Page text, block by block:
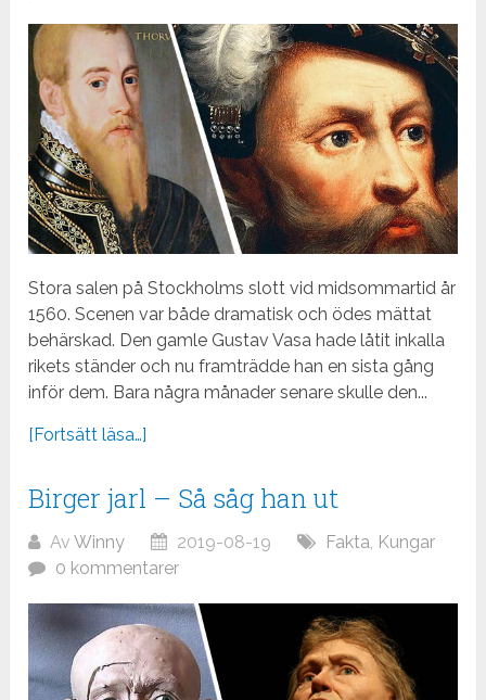
Stora salen på Stockholms slott vid midsommartid år
1560. Scenen var både dramatisk och ödes mättat
behärskad. Den gamle Gustav Vasa hade låtit inkalla
rikets ständer och nu framträdde han en sista gång
inför dem. Bara några månader senare skulle den...
[Fortsätt läsa…]
Birger jarl – Så såg han ut
AvWinny 2019-08-19 Fakta Kungar
0 kommentarer